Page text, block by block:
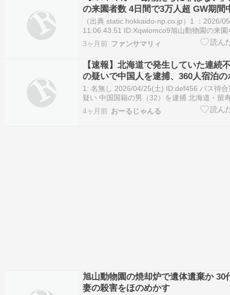
の来園者数 4日間で3万人超 GW期間
回る見込み 事件うけ風評被害の懸念
（出典 static.hokkaido-np.co.jp）1 ：2026/
11:06:43.51 ID:Xqwiomco9旭山動物園の来
万人超 GW期間中で前年を上回る見込み 事
の懸念も5/5(火) 10:46配信 STVニュー…
3ヶ月前 ファンサマリィ
【速報】北海道で発生していた連続
の疑いで中国人を逮捕、360人宿泊
ネン室からも出火「複数の余罪」
1: 名無し 2026/04/25(土) ID:def456 バス待
疑い 中国国籍の男（32）を逮捕 北海道・留
続不審火が発生 北海道・倶知安警察署は、
日、留寿都村のバス停留所の待合室に火をつ
4ヶ月前 おーるじゃんる
旭山動物園の焼却炉で遺体遺棄か 30
妻の殺害をほのめかす